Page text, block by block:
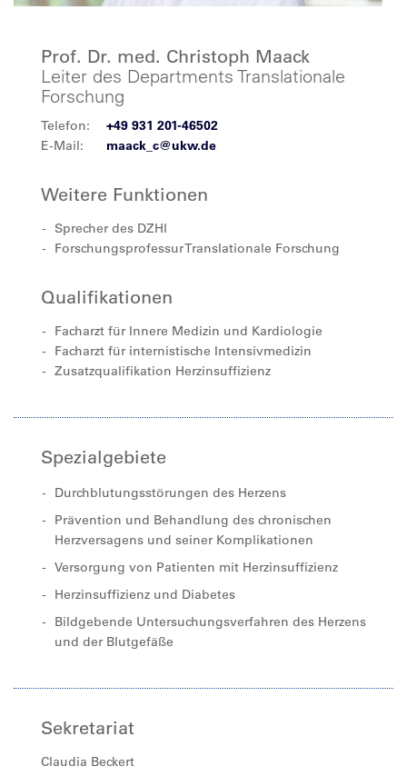
Prof. Dr. med. Christoph Maack
Leiter des Departments Translationale
Forschung
Telefon:
+49 931 201-46502
E-Mail:
maack_c@ukw.de
Weitere Funktionen
Sprecher des DZHI
Forschungsprofessur Translationale Forschung
Qualifikationen
Facharzt für Innere Medizin und Kardiologie
Facharzt für internistische Intensivmedizin
Zusatzqualifikation Herzinsuffizienz
Spezialgebiete
Durchblutungsstörungen des Herzens
Prävention und Behandlung des chronischen
Herzversagens und seiner Komplikationen
Versorgung von Patienten mit Herzinsuffizienz
Herzinsuffizienz und Diabetes
Bildgebende Untersuchungsverfahren des Herzens
und der Blutgefäße
Sekretariat
Claudia Beckert